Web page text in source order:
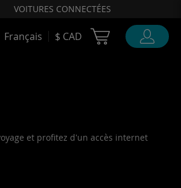
VOITURES CONNECTÉES
Français $ CAD Cart Ubigi
et profitez d'un accès internet